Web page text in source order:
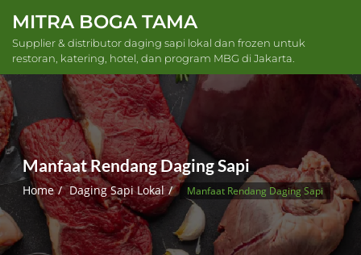
content
MITRA BOGA TAMA
Supplier & distributor daging sapi lokal dan frozen untuk
restoran, katering, hotel, dan program MBG di Jakarta.
Manfaat Rendang Daging Sapi
Home Daging Sapi Lokal Manfaat Rendang Daging Sapi